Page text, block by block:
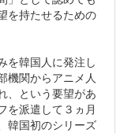
を持たせるための
を韓国人に発注し
機関からアニメ人
、という要望があ
を派遣して３ヵ月
韓国初のシリーズ